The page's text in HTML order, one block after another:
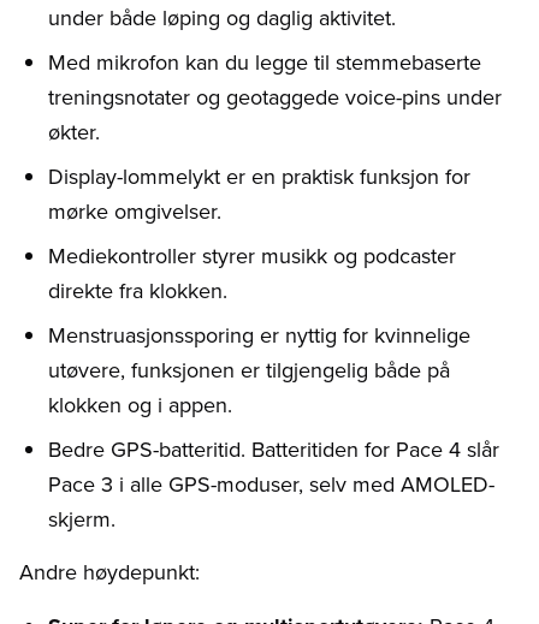
under både løping og daglig aktivitet.
Med mikrofon kan du legge til stemmebaserte
treningsnotater og geotaggede voice-pins under
økter.
Display-lommelykt er en praktisk funksjon for
mørke omgivelser.
Mediekontroller styrer musikk og podcaster
direkte fra klokken.
Menstruasjonssporing er nyttig for kvinnelige
utøvere, funksjonen er tilgjengelig både på
klokken og i appen.
Bedre GPS-batteritid. Batteritiden for Pace 4 slår
Pace 3 i alle GPS-moduser, selv med AMOLED-
skjerm.
Andre høydepunkt: